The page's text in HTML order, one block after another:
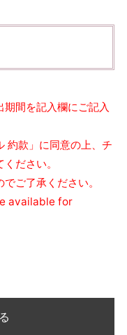
期間を記入欄にご記入
約款」に同意の上、チ
ださい。
ご了承ください。
available for